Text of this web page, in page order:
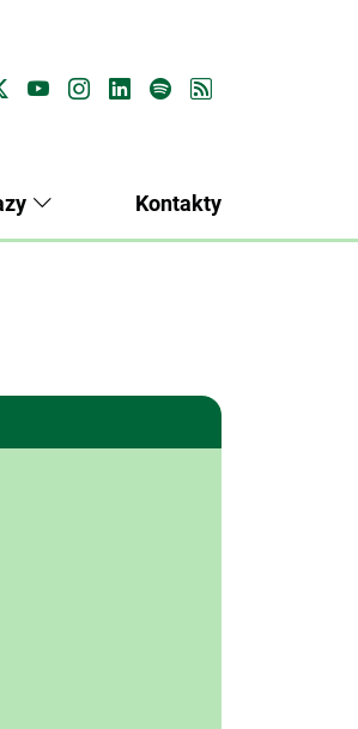
Kontakty